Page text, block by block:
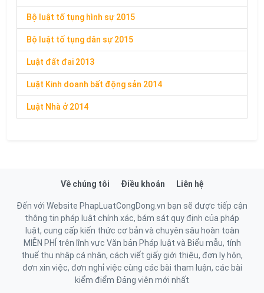
Bộ luật tố tụng hình sự 2015
Bộ luật tố tụng dân sự 2015
Luật đất đai 2013
Luật Kinh doanh bất động sản 2014
Luật Nhà ở 2014
Về chúng tôi Điều khoản Liên hệ
Đến với Website PhapLuatCongDong.vn bạn sẽ được tiếp cận
thông tin pháp luật chính xác, bám sát quy định của pháp
luật, cung cấp kiến thức cơ bản và chuyên sâu hoàn toàn
MIỄN PHÍ trên lĩnh vực Văn bản Pháp luật và Biểu mẫu, tính
thuế thu nhập cá nhân, cách viết giấy giới thiệu, đơn ly hôn,
đơn xin việc, đơn nghỉ việc cùng các bài tham luận, các bài
kiểm điểm Đảng viên mới nhất